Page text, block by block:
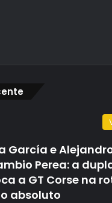
García e
Perea: a
a GT Corse na
absoluto